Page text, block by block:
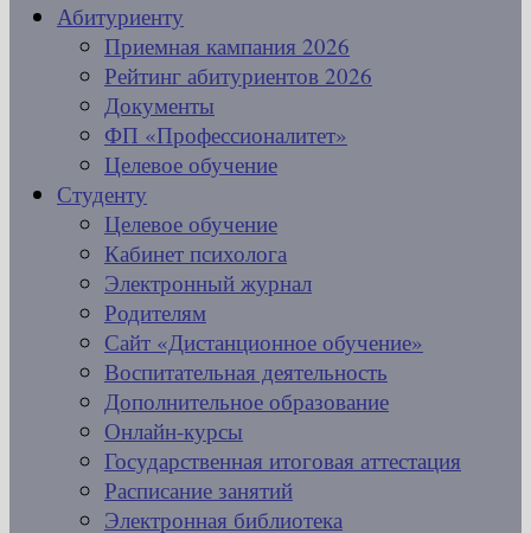
Абитуриенту
Приемная кампания 2026
Рейтинг абитуриентов 2026
Документы
ФП «Профессионалитет»
Целевое обучение
Студенту
Целевое обучение
Кабинет психолога
Электронный журнал
Родителям
Сайт «Дистанционное обучение»
Воспитательная деятельность
Дополнительное образование
Онлайн-курсы
Государственная итоговая аттестация
Расписание занятий
Электронная библиотека